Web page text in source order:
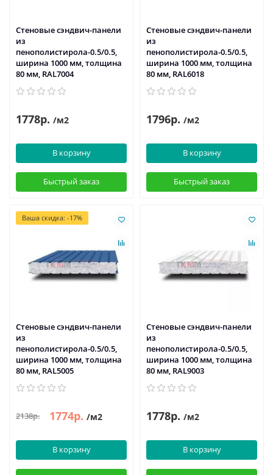
Стеновые сэндвич-панели
из
пенополистирола-0.5/0.5,
ширина 1000 мм, толщина
80 мм, RAL7004
1778р. /м2
В корзину
Быстрый заказ
Стеновые сэндвич-панели
из
пенополистирола-0.5/0.5,
ширина 1000 мм, толщина
80 мм, RAL6018
1796р. /м2
В корзину
Быстрый заказ
Ваша скидка: -17%
Стеновые сэндвич-панели
из
пенополистирола-0.5/0.5,
ширина 1000 мм, толщина
80 мм, RAL5005
2138р. 1774р. /м2
В корзину
Стеновые сэндвич-панели
из
пенополистирола-0.5/0.5,
ширина 1000 мм, толщина
80 мм, RAL9003
1778р. /м2
В корзину